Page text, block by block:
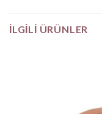
İLGILI ÜRÜNLER